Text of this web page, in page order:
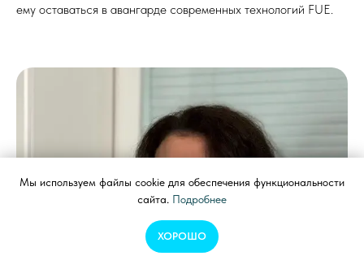
ему оставаться в авангарде современных технологий FUE.
Мы используем файлы cookie для обеспечения функциональности
сайта. Подробнее
ХОРОШО